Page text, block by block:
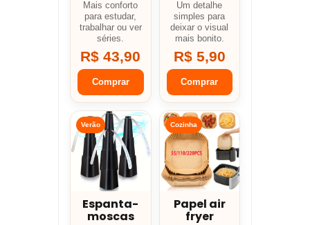
Mais conforto
para estudar,
trabalhar ou ver
séries.
R$ 43,90
Comprar
Um detalhe
simples para
deixar o visual
mais bonito.
R$ 5,90
Comprar
Verão
Espanta-
moscas
Cozinha
Papel air
fryer